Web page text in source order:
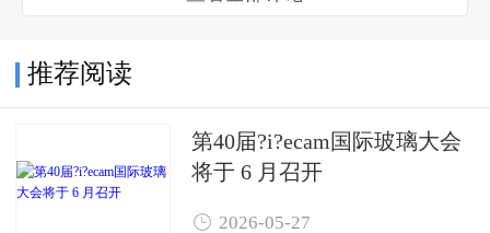
推荐阅读
第40届?i?ecam国际玻璃大会
将于 6 月召开
 2026-05-27